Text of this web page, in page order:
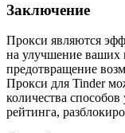
Заключение
Прокси являются
на улучшение ваших
предотвращение
Прокси для Tinder
количества
рейтинга,